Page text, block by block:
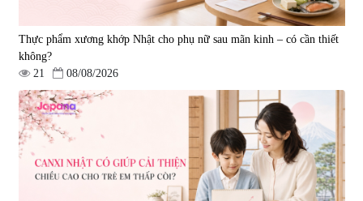
Viên uống hỗ trợ giấc ngủ Fujina
Sleepy Nhật Bản 80 viên
580.000 đ
điều trị đột quỵ Biken Kinase
Gold 60 viên
|0
1.570.000 đ
Thực phẩm xương khớp Nhật cho phụ nữ sau mãn kinh – có cần thiết
không?
21
08/08/2026